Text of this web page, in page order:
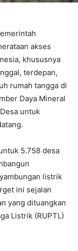
akses
khususnya
terdepan,
rumah tangga di
Daya Mineral
untuk
5.758 desa
listrik
ini sejalan
yang dituangkan
Listrik (RUPTL)